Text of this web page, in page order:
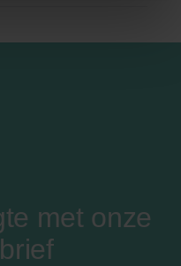
met onze